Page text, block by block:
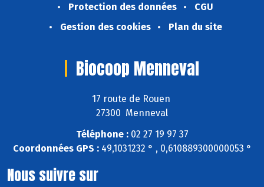
Protection des données
CGU
Gestion des cookies
Plan du site
Biocoop Menneval
17 route de Rouen
27300 Menneval
Téléphone :02 27 19 97 37
Coordonnées GPS :49,1031232 ° , 0,610889300000053 °
Nous suivre sur